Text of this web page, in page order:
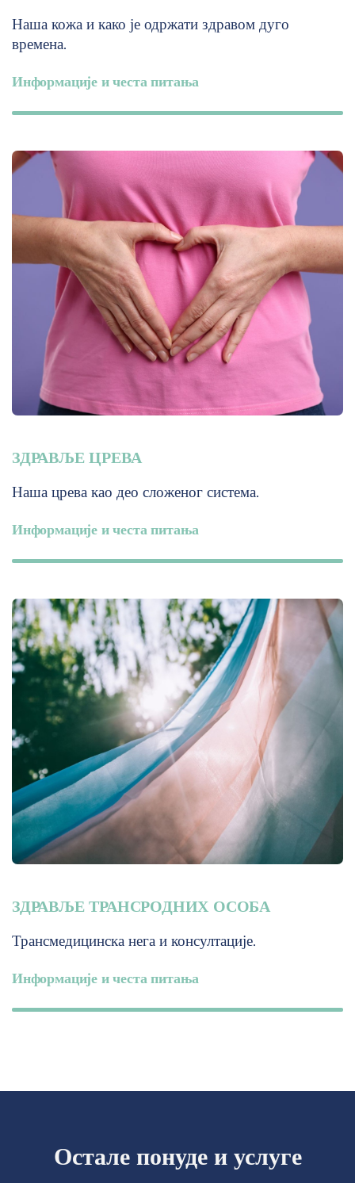
Наша кожа и како је одржати здравом дуго
времена.
Информације и честа питања
ЗДРАВЉЕ ЦРЕВА
Наша црева као део сложеног система.
Информације и честа питања
ЗДРАВЉЕ ТРАНСРОДНИХ ОСОБА
Трансмедицинска нега и консултације.
Информације и честа питања
Остале понуде и услуге